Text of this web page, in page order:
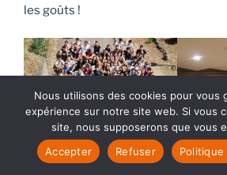
les goûts !
Nous utilisons des cookies pour vous
expérience sur notre site web. Si vous
site, nous supposerons que vous
Accepter
Refuser